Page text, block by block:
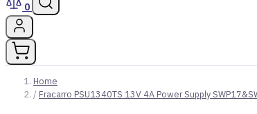
0
Home
/ Fracarro PSU1340TS 13V 4A Power Supply